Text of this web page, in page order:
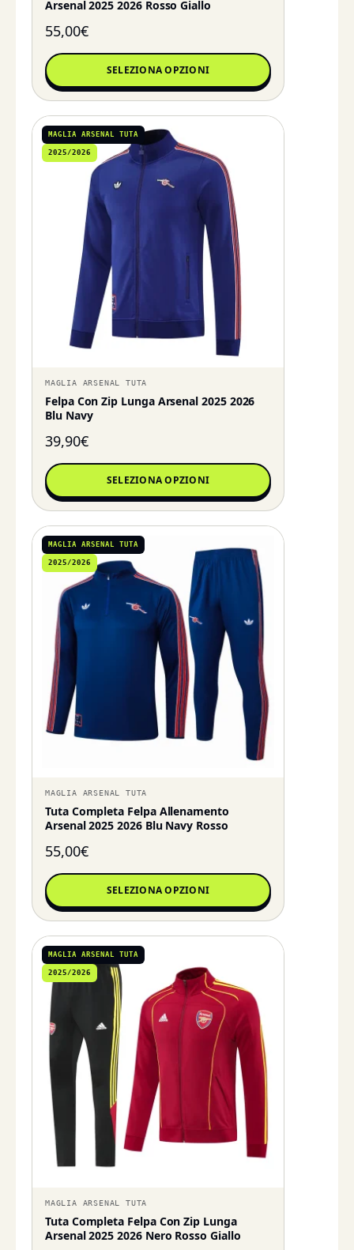
Arsenal 2025 2026 Rosso Giallo
55,00€
SELEZIONA OPZIONI
MAGLIA ARSENAL TUTA
2025/2026
MAGLIA ARSENAL TUTA
Felpa Con Zip Lunga Arsenal 2025 2026
Blu Navy
39,90€
SELEZIONA OPZIONI
MAGLIA ARSENAL TUTA
2025/2026
MAGLIA ARSENAL TUTA
Tuta Completa Felpa Allenamento
Arsenal 2025 2026 Blu Navy Rosso
55,00€
SELEZIONA OPZIONI
MAGLIA ARSENAL TUTA
2025/2026
MAGLIA ARSENAL TUTA
Tuta Completa Felpa Con Zip Lunga
Arsenal 2025 2026 Nero Rosso Giallo